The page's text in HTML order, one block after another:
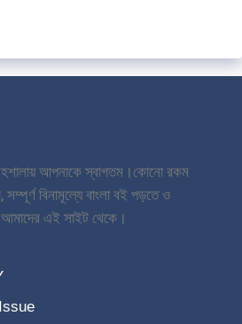
আপনাকে স্বাগতম।কোনো রকম
বিনামূল্যে বাংলা বই পড়তে ও
এই সাইট থেকে।